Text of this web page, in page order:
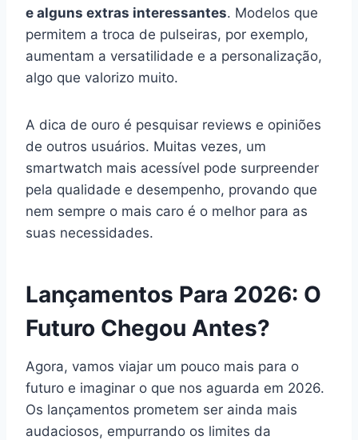
e alguns extras interessantes. Modelos que
permitem a troca de pulseiras, por exemplo,
aumentam a versatilidade e a personalização,
algo que valorizo muito.
A dica de ouro é pesquisar reviews e opiniões
de outros usuários. Muitas vezes, um
smartwatch mais acessível pode surpreender
pela qualidade e desempenho, provando que
nem sempre o mais caro é o melhor para as
suas necessidades.
Lançamentos Para 2026: O
Futuro Chegou Antes?
Agora, vamos viajar um pouco mais para o
futuro e imaginar o que nos aguarda em 2026.
Os lançamentos prometem ser ainda mais
audaciosos, empurrando os limites da